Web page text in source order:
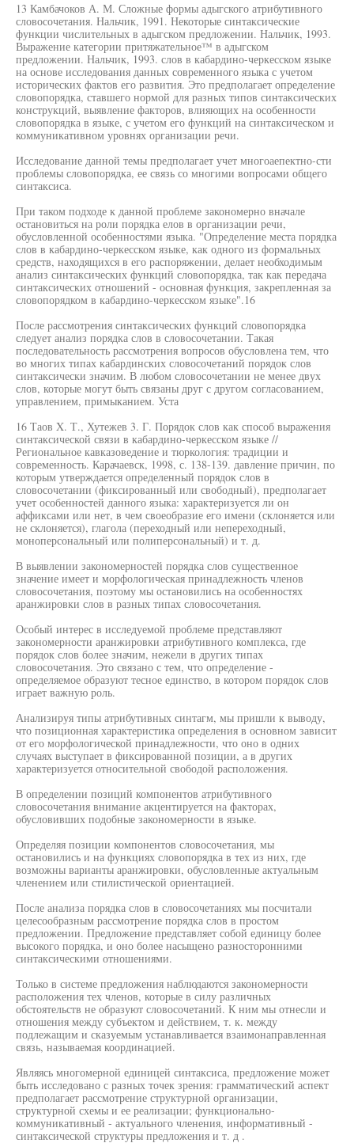
13 Камбачоков А. М. Сложные формы адыгского атрибутивного
словосочетания. Нальчик, 1991. Некоторые синтаксические
функции числительных в адыгском предложении. Нальчик, 1993.
Выражение категории притяжательное™ в адыгском
предложении. Нальчик, 1993. слов в кабардино-черкесском языке
на основе исследования данных современного языка с учетом
исторических фактов его развития. Это предполагает определение
словопорядка, ставшего нормой для разных типов синтаксических
конструкций, выявление факторов, влияющих на особенности
словопорядка в языке, с учетом его функций на синтаксическом и
коммуникативном уровнях организации речи.
Исследование данной темы предполагает учет многоаепектно-сти
проблемы словопорядка, ее связь со многими вопросами общего
синтаксиса.
При таком подходе к данной проблеме закономерно вначале
остановиться на роли порядка елов в организации речи,
обусловленной особенностями языка. "Определение места порядка
слов в кабардино-черкесском языке, как одного из формальных
средств, находящихся в его распоряжении, делает необходимым
анализ синтаксических функций словопорядка, так как передача
синтаксических отношений - основная функция, закрепленная за
словопорядком в кабардино-черкесском языке".16
После рассмотрения синтаксических функций словопорядка
следует анализ порядка слов в словосочетании. Такая
последовательность рассмотрения вопросов обусловлена тем, что
во многих типах кабардинских словосочетаний порядок слов
синтаксически значим. В любом словосочетании не менее двух
слов, которые могут быть связаны друг с другом согласованием,
управлением, примыканием. Уста
16 Таов X. Т., Хутежев 3. Г. Порядок слов как способ выражения
синтаксической связи в кабардино-черкесском языке //
Региональное кавказоведение и тюркология: традиции и
современность. Карачаевск, 1998, с. 138-139. давление причин, по
которым утверждается определенный порядок слов в
словосочетании (фиксированный или свободный), предполагает
учет особенностей данного языка: характеризуется ли он
аффиксами или нет, в чем своеобразие его имени (склоняется или
не склоняется), глагола (переходный или непереходный,
моноперсональный или полиперсональный) и т. д.
В выявлении закономерностей порядка слов существенное
значение имеет и морфологическая принадлежность членов
словосочетания, поэтому мы остановились на особенностях
аранжировки слов в разных типах словосочетания.
Особый интерес в исследуемой проблеме представляют
закономерности аранжировки атрибутивного комплекса, где
порядок слов более значим, нежели в других типах
словосочетания. Это связано с тем, что определение -
определяемое образуют тесное единство, в котором порядок слов
играет важную роль.
Анализируя типы атрибутивных синтагм, мы пришли к выводу,
что позиционная характеристика определения в основном зависит
от его морфологической принадлежности, что оно в одних
случаях выступает в фиксированной позиции, а в других
характеризуется относительной свободой расположения.
В определении позиций компонентов атрибутивного
словосочетания внимание акцентируется на факторах,
обусловивших подобные закономерности в языке.
Определяя позиции компонентов словосочетания, мы
остановились и на функциях словопорядка в тех из них, где
возможны варианты аранжировки, обусловленные актуальным
членением или стилистической ориентацией.
После анализа порядка слов в словосочетаниях мы посчитали
целесообразным рассмотрение порядка слов в простом
предложении. Предложение представляет собой единицу более
высокого порядка, и оно более насыщено разносторонними
синтаксическими отношениями.
Только в системе предложения наблюдаются закономерности
расположения тех членов, которые в силу различных
обстоятельств не образуют словосочетаний. К ним мы отнесли и
отношения между субъектом и действием, т. к. между
подлежащим и сказуемым устанавливается взаимонаправленная
связь, называемая координацией.
Являясь многомерной единицей синтаксиса, предложение может
быть исследовано с разных точек зрения: грамматический аспект
предполагает рассмотрение структурной организации,
структурной схемы и ее реализации; функционально-
коммуникативный - актуального членения, информативный -
синтаксической структуры предложения и т. д .